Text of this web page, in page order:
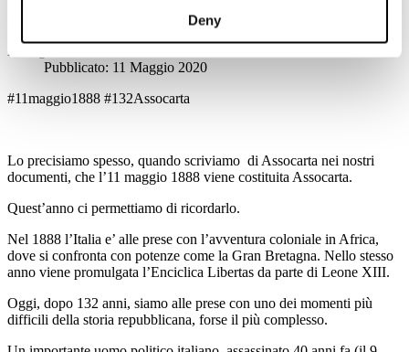
Deny
cartiere italiane" di Massimo Medugno
Dettagli
Pubblicato: 11 Maggio 2020
#11maggio1888 #132Assocarta
Lo precisiamo spesso, quando scriviamo di Assocarta nei nostri
documenti, che l’11 maggio 1888 viene costituita Assocarta.
Quest’anno ci permettiamo di ricordarlo.
Nel 1888 l’Italia e’ alle prese con l’avventura coloniale in Africa,
dove si confronta con potenze come la Gran Bretagna. Nello stesso
anno viene promulgata l’Enciclica Libertas da parte di Leone XIII.
Oggi, dopo 132 anni, siamo alle prese con uno dei momenti più
difficili della storia repubblicana, forse il più complesso.